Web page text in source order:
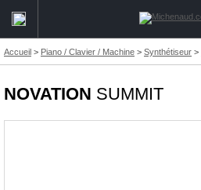
Accueil > Piano / Clavier / Machine > Synthétiseur >
NOVATION SUMMIT